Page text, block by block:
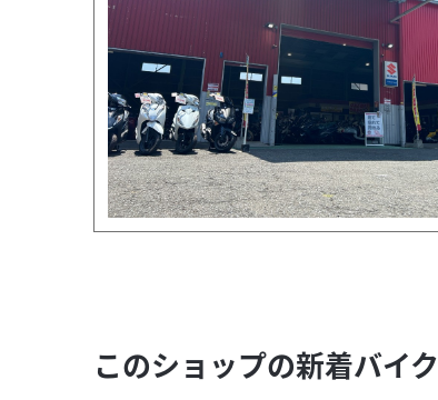
このショップの新着バイク